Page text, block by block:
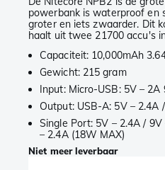
powerbank is waterproof en
groter en iets zwaarder. Dit
haalt uit twee 21700 accu's
Capaciteit: 10,000mAh
Gewicht: 215 gram
Input: Micro-USB: 5V – 2A
Output: USB-A: 5V – 2.4A
Single Port: 5V – 2.4A /
– 2.4A (18W MAX)
Niet meer leverbaar